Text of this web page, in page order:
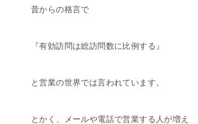
昔からの格言で
『有効訪問は総訪問数に比例する』
と営業の世界では言われています。
とかく、メールや電話で営業する人が増え